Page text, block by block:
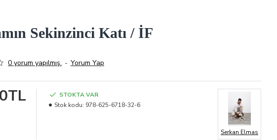
Sekinzinci Katı / İF
0 yorum yapılmış. - Yorum Yap
STOKTA VAR
Stok kodu: 978-625-6718-32-6
Serkan Elmas